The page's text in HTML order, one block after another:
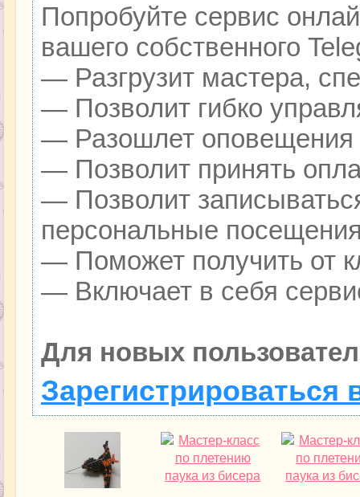
Попробуйте сервис
вашего собственного
— Разгрузит мастера,
— Позволит гибко
— Разошлет оповещения
— Позволит принять
— Позволит
персональные
— Поможет получить от
— Включает в себя
Для новых
Зарегистрироваться